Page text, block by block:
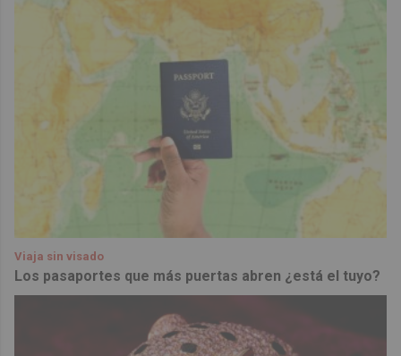
Viaja sin visado
Los pasaportes que más puertas abren ¿está el tuyo?